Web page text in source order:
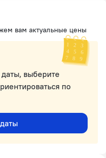
вам актуальные цены
выберите
по